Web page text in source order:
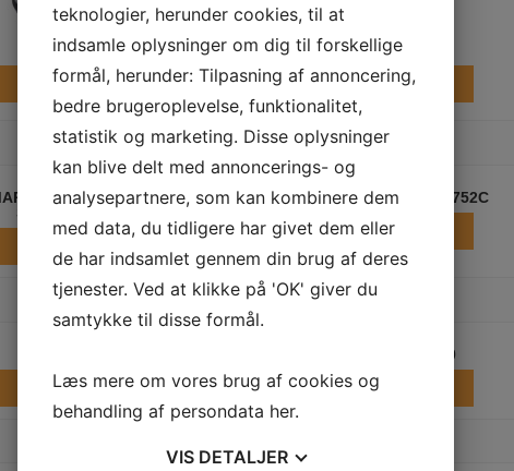
DR1500H
LÆS MERE
DS350
LÆS MERE
ORBITIZER BATTERI
SKUREMASKINE
NILFISK BR 652/752/752C
LÆS MERE
LÆS MERE
NILFISK SW4000
LÆS MERE
teknologier, herunder cookies, til at
indsamle oplysninger om dig til forskellige
formål, herunder: Tilpasning af annoncering,
bedre brugeroplevelse, funktionalitet,
statistik og marketing. Disse oplysninger
kan blive delt med annoncerings- og
analysepartnere, som kan kombinere dem
med data, du tidligere har givet dem eller
de har indsamlet gennem din brug af deres
tjenester. Ved at klikke på 'OK' giver du
samtykke til disse formål.
Læs mere om vores brug af cookies og
behandling af persondata her.
VIS DETALJER